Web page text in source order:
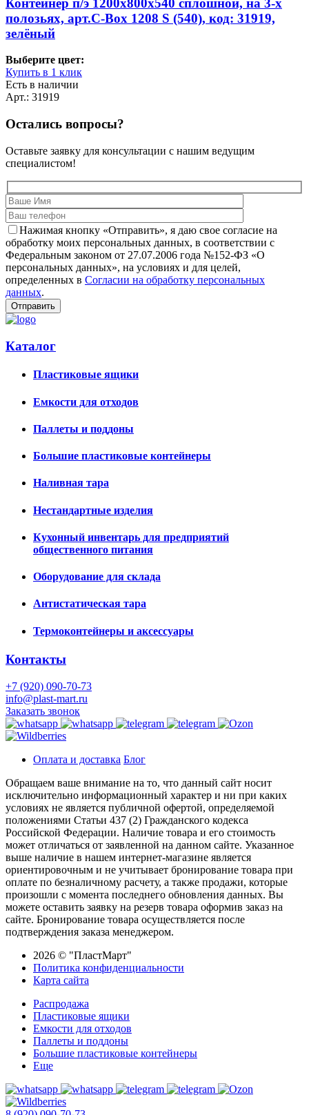
полозьях, арт.C-Box 1208 S (540), код: 31919,
зелёный
Выберите цвет:
Купить в 1 клик
Есть в наличии
Арт.: 31919
Остались вопросы?
Оставьте заявку для консультации с нашим ведущим
специалистом!
Нажимая кнопку «Отправить», я даю свое согласие на
обработку моих персональных данных, в соответствии с
Федеральным законом от 27.07.2006 года №152-ФЗ «О
персональных данных», на условиях и для целей,
определенных в Согласии на обработку персональных
данных.
Каталог
Пластиковые ящики
Емкости для отходов
Паллеты и поддоны
Большие пластиковые контейнеры
Наливная тара
Нестандартные изделия
Кухонный инвентарь для предприятий
общественного питания
Оборудование для склада
Антистатическая тара
Термоконтейнеры и аксессуары
Контакты
+7 (920) 090-70-73
info@plast-mart.ru
Заказать звонок
Оплата и доставка Блог
Обращаем ваше внимание на то, что данный сайт носит
исключительно информационный характер и ни при каких
условиях не является публичной офертой, определяемой
положениями Статьи 437 (2) Гражданского кодекса
Российской Федерации. Наличие товара и его стоимость
может отличаться от заявленной на данном сайте. Указанное
выше наличие в нашем интернет-магазине является
ориентировочным и не учитывает бронирование товара при
оплате по безналичному расчету, а также продажи, которые
произошли с момента последнего обновления данных. Вы
можете оставить заявку на резерв товара оформив заказ на
сайте. Бронирование товара осуществляется после
подтверждения заказа менеджером.
2026 © "ПластМарт"
Политика конфиденциальности
Карта сайта
Распродажа
Пластиковые ящики
Емкости для отходов
Паллеты и поддоны
Большие пластиковые контейнеры
Еще